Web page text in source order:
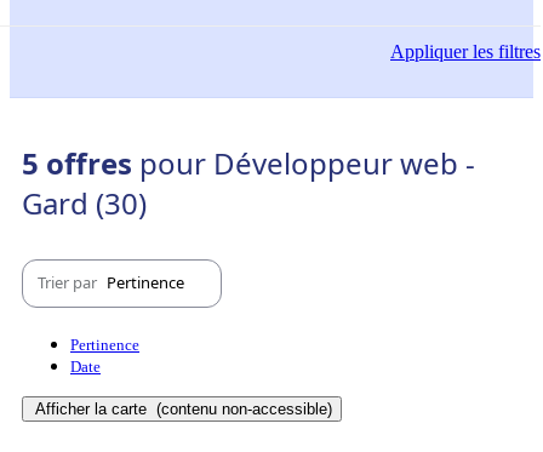
Appliquerles filtres
5 offres pour Développeur web -
Gard (30)
Trier par Pertinence
Pertinence
Date
Afficher la carte (contenu non-accessible)